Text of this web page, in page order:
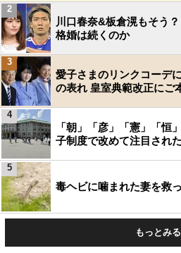
川口春奈&板倉滉もそう
格婚は続くのか
2
愛子さまのリンクコーデ
の表れ 皇室典範改正にご
3
「朝」「彦」「憲」「
子制度で改めて注目された
4
毒ヘビに噛まれた妻を救
5
もっとみる